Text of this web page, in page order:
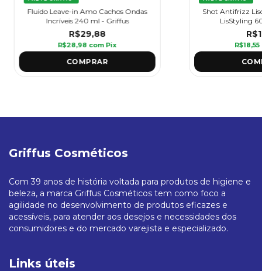
Fluido Leave-in Amo Cachos Ondas
Incríveis 240 ml - Griffus
R$29,88
R$28,98 com Pix
Shot Antifrizz
LisStyling
R$18,55
Griffus Cosméticos
Com 39 anos de história voltada para produtos de higiene e
beleza, a marca Griffus Cosméticos tem como foco a
agilidade no desenvolvimento de produtos eficazes e
acessíveis, para atender aos desejos e necessidades dos
consumidores e do mercado varejista e especializado.
Links úteis